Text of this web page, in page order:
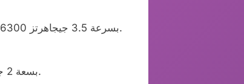
وحدة المعالجة المركزية: Intel Core i5-3470 بسرعة 3.2 جيجاهرتز أو AMD FX-6300 بسرعة 3.5 جيجاهرتز.
بطاقة الفيديو: Nvidia GeForce GTX 660 أو AMD Radeon HD 7770 بسعة 2 جيجابايت.